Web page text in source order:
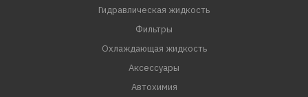
системах охлаждения спецтехники. Возможно
применение во всех типах двигателей на любых
автомобилях, не зависимо от марки и возраста, там где
Гидравлическая жидкость
Фильтры
Охлаждающая жидкость
Аксессуары
Автохимия